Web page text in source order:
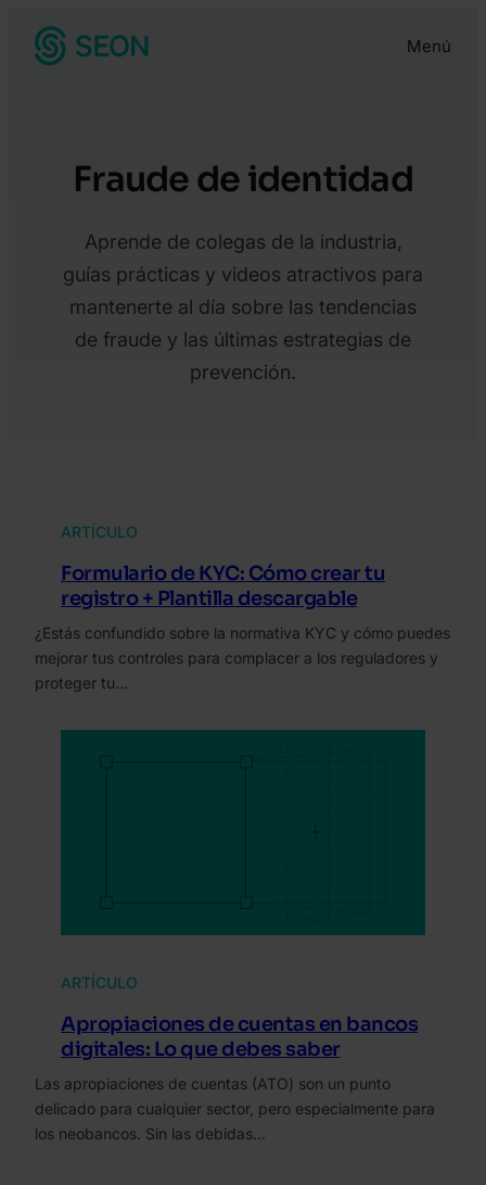
Saltar
Menú
Fraude de identidad
Aprende de colegas de la industria,
guías prácticas y videos atractivos para
mantenerte al día sobre las tendencias
de fraude y las últimas estrategias de
prevención.
ARTÍCULO
Formulario de KYC: Cómo crear tu
registro + Plantilla descargable
¿Estás confundido sobre la normativa KYC y cómo puedes
mejorar tus controles para complacer a los reguladores y
proteger tu…
ARTÍCULO
Apropiaciones de cuentas en bancos
digitales: Lo que debes saber
Las apropiaciones de cuentas (ATO) son un punto
delicado para cualquier sector, pero especialmente para
los neobancos. Sin las debidas…